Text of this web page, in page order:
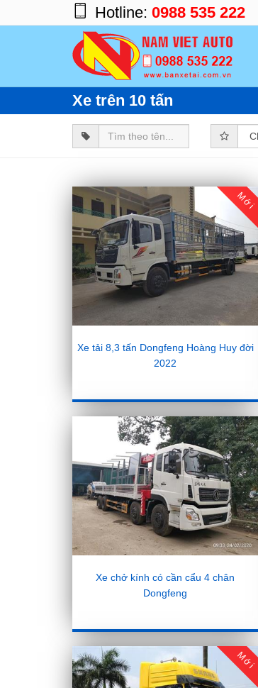
Hotline: 0988 535 222
Xe trên 10 tấn
Mới
Xe tải 8,3 tấn Dongfeng Hoàng Huy đời
2022
Xe chở kính có cần cẩu 4 chân
Dongfeng
Mới